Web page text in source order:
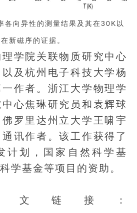
向异性的测量结果及其在30K以
新磁序的证据。
院关联物质研究中心
及杭州电子科技大学杨
作者。浙江大学物理学
心焦琳研究员和袁辉球
罗里达州立大学王啸宇
讯作者。该工作获得了
计划，国家自然科学基
学基金等项目的资助。
链接：